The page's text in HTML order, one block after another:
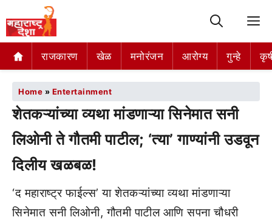
राजकारण खेळ मनोरंजन आरोग्य गुन्हे
Home » Entertainment
शेतकऱ्यांच्या व्यथा मांडणाऱ्या सिनेमात सनी
लिओनी ते गौतमी पाटील; ‘त्या’ गाण्यांनी उडवून
दिलीय खळबळ!
‘द महाराष्ट्र फाईल्स’ या शेतकऱ्यांच्या व्यथा मांडणाऱ्या
सिनेमात सनी लिओनी, गौतमी पाटील आणि सपना चौधरी